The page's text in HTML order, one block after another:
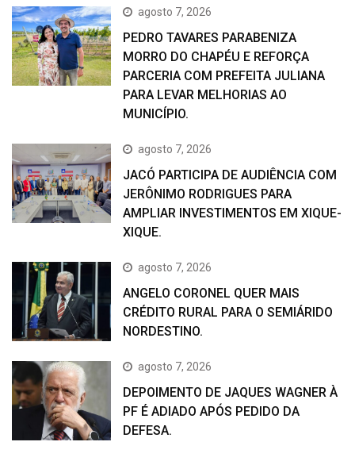
agosto 7, 2026
PEDRO TAVARES PARABENIZA
MORRO DO CHAPÉU E REFORÇA
PARCERIA COM PREFEITA JULIANA
PARA LEVAR MELHORIAS AO
MUNICÍPIO.
agosto 7, 2026
JACÓ PARTICIPA DE AUDIÊNCIA COM
JERÔNIMO RODRIGUES PARA
AMPLIAR INVESTIMENTOS EM XIQUE-
XIQUE.
agosto 7, 2026
ANGELO CORONEL QUER MAIS
CRÉDITO RURAL PARA O SEMIÁRIDO
NORDESTINO.
agosto 7, 2026
DEPOIMENTO DE JAQUES WAGNER À
PF É ADIADO APÓS PEDIDO DA
DEFESA.